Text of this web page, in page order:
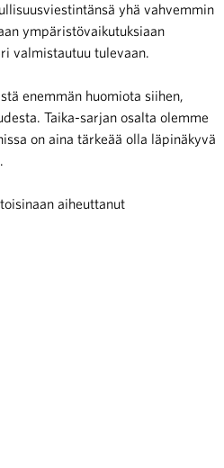
yhä vahvemmin
ympäristövaikutuksiaan
valmistautuu tulevaan.
enemmän huomiota siihen,
Taika-sarjan osalta olemme
on aina tärkeää olla läpinäkyvä
aiheuttanut